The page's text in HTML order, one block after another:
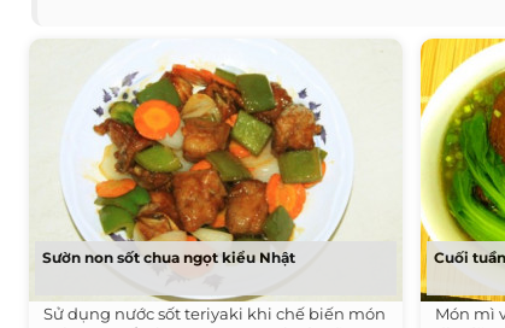
Sườn non sốt chua ngọt kiểu Nhật
Sử dụng nước sốt teriyaki khi chế biến món
Cuối
Món mì